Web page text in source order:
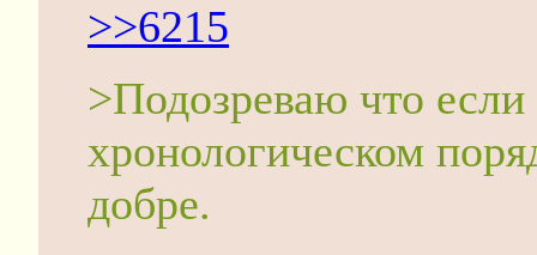
>>6215
>Подозреваю что если
хронологическом
добре.